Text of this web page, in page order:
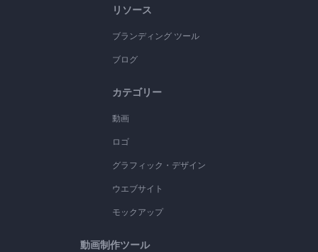
リソース
ブランディング ツール
ブログ
カテゴリー
動画
ロゴ
グラフィック・デザイン
ウエブサイト
モックアップ
動画制作ツール